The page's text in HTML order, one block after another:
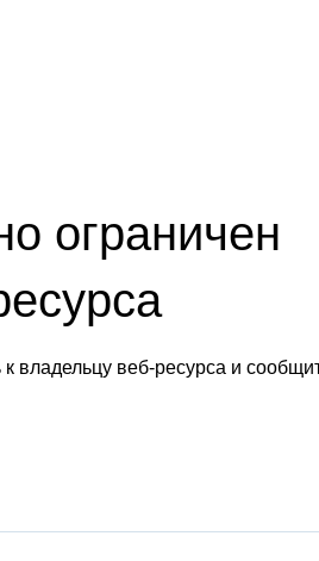
ограничен
владельцу веб-ресурса и